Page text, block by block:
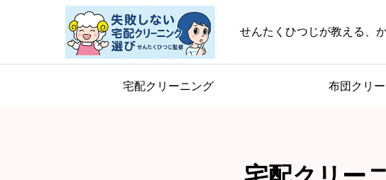
せんたくひつじが教える、
宅配クリーニング 布団クリ